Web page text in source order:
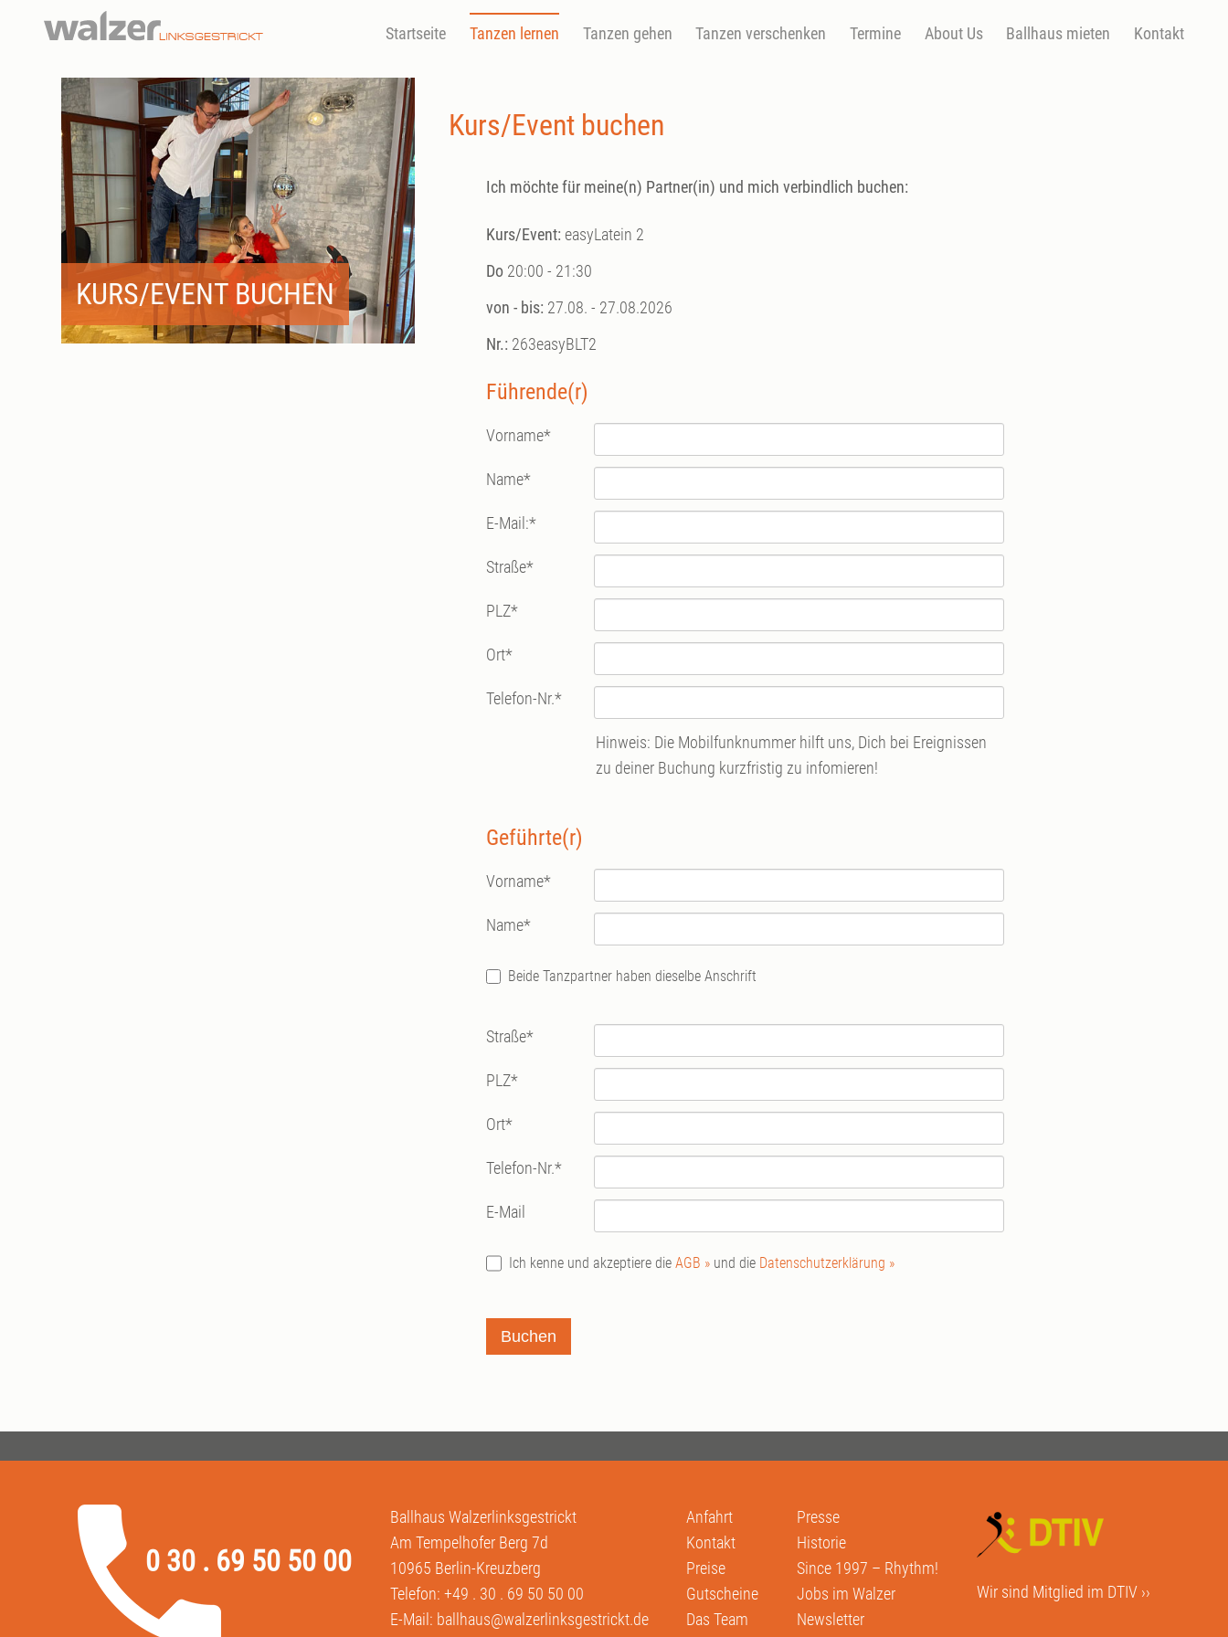
Startseite Tanzen lernen Tanzen gehen Tanzen verschenken Termine About Us Ballhaus mieten Kontakt
KURS/EVENT BUCHEN
Kurs/Event buchen
Ich möchte für meine(n) Partner(in) und mich verbindlich buchen:
Kurs/Event: easyLatein 2
Do20:00 - 21:30
von - bis: 27.08. - 27.08.2026
Nr.: 263easyBLT2
Führende(r)
Vorname*
Name*
E-Mail:*
Straße*
PLZ*
Ort*
Telefon-Nr.*
Hinweis: Die Mobilfunknummer hilft uns, Dich bei Ereignissen
zu deiner Buchung kurzfristig zu infomieren!
Geführte(r)
Vorname*
Name*
Beide Tanzpartner haben dieselbe Anschrift
Straße*
PLZ*
Ort*
Telefon-Nr.*
E-Mail
Ich kenne und akzeptiere die AGB »und die Datenschutzerklärung »
Buchen
0 30 . 69 50 50 00
Ballhaus Walzerlinksgestrickt
Am Tempelhofer Berg 7d
10965 Berlin-Kreuzberg
Telefon: +49 . 30 . 69 50 50 00
E-Mail: ballhaus@walzerlinksgestrickt.de
Anfahrt
Kontakt
Preise
Gutscheine
Das Team
Presse
Historie
Since 1997 – Rhythm!
Jobs im Walzer
Newsletter
Wir sind Mitglied im DTIV ››